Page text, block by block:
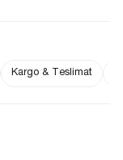
Kargo & Teslimat